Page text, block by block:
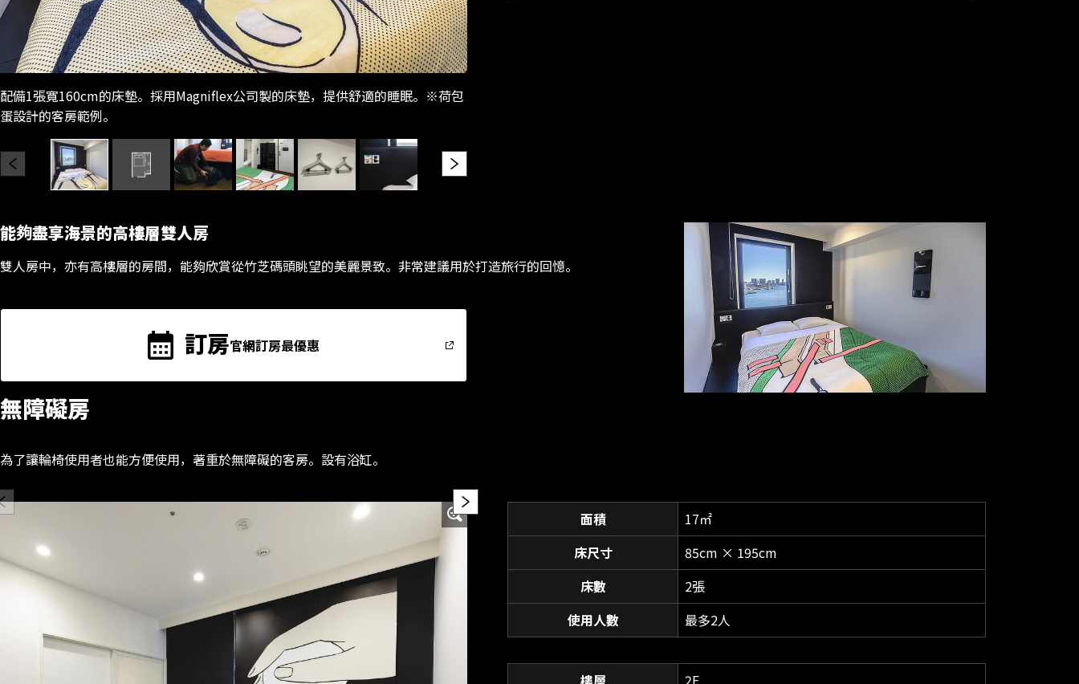
配備1張寬160cm的床墊。採用Magniflex公司製的床墊，提供舒適的睡眠。※荷包
蛋設計的客房範例。
能夠盡享海景的高樓層雙人房
雙人房中，亦有高樓層的房間，能夠欣賞從竹芝碼頭眺望的美麗景致。非常建議用於打造旅行的回憶。
訂房官網訂房最優惠
無障礙房
為了讓輪椅使用者也能方便使用，著重於無障礙的客房。設有浴缸。
面積
17㎡
床尺寸
85cm × 195cm
床數
2張
使用人數
最多2人
樓層 2F